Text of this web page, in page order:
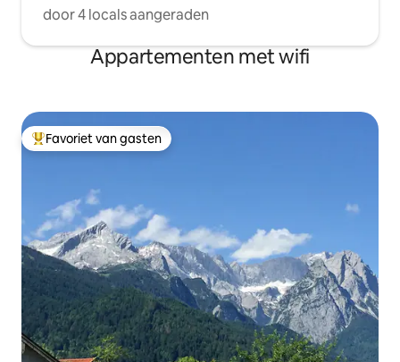
door 4 locals aangeraden
Appartementen met wifi
Topfavoriet van gasten
Favoriet van gasten